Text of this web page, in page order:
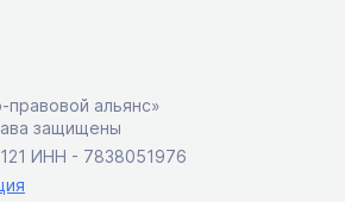
альянс»
защищены
ИНН - 7838051976